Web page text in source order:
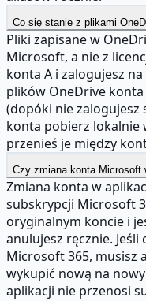
Co się stanie z plikami
Pliki zapisane w
Microsoft, a nie z
konta A i zalogujesz
plików OneDrive
(dopóki nie zalogujesz
konta pobierz lokalnie
przenieś je między
Czy zmiana konta Microsoft
Zmiana konta w
subskrypcji Microsoft
oryginalnym koncie i
anulujesz ręcznie.
Microsoft 365, musisz
wykupić nową na
aplikacji nie przenosi